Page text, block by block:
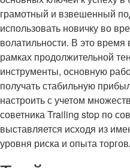
грамотный и взвешенный
использовать новичку во
волатильности. В это
рамках продолжительной
инструменты, основную
получать стабильную
настроить с учетом
советника Trailing stop по
выставляется исходя из
уровня риска и опыта